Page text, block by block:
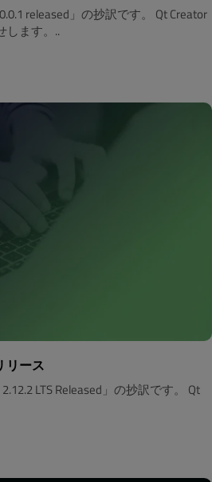
released」の抄訳です。 Qt Creator
します。..
リース
LTS Released」の抄訳です。 Qt